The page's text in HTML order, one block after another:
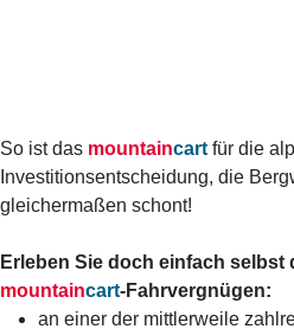
So ist das mountaincartfür die
Investitionsentscheidung, die
gleichermaßen schont!
Erleben Sie doch einfach selbst
mountaincart-Fahrvergnügen:
an einer der mittlerweile